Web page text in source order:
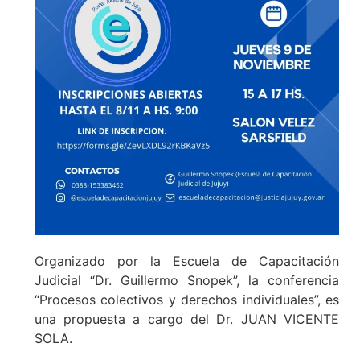
Organizado por la Escuela de Capacitación
Judicial “Dr. Guillermo Snopek”, la conferencia
“Procesos colectivos y derechos individuales”, es
una propuesta a cargo del Dr. JUAN VICENTE
SOLA.